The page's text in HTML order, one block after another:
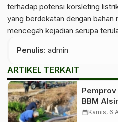
terhadap potensi korsleting
yang berdekatan dengan bahan
mencegah kejadian serupa
Penulis: admin
ARTIKEL TERKAIT
Pemprov
BBM
10
calendar_monthKamis, 6